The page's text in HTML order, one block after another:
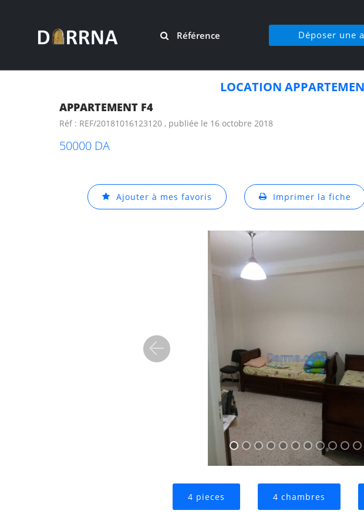
Référence Déposer une
LOCATION
APPARTEMENT F4
Réf : REF/20181016123120 , publiée le 16 octobre 2018
50000 DA
Ajouter à mes favoris Imprimer la fiche
Precedent
4 pieces 4 chambres